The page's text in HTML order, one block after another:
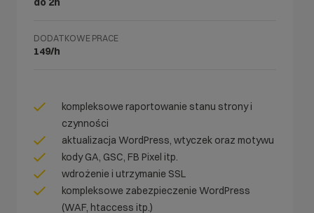
DODATKOWE PRACE
149/h
kompleksowe raportowanie stanu strony i
czynności
aktualizacja WordPress, wtyczek oraz motywu
kody GA, GSC, FB Pixel itp.
wdrożenie i utrzymanie SSL
kompleksowe zabezpieczenie WordPress
(WAF, htaccess itp.)